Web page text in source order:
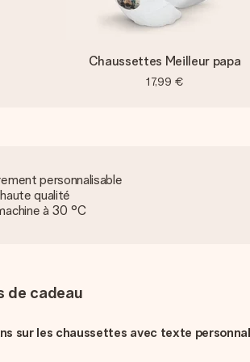
Chaussettes Meilleur papa
17,99 €
personnalisable
qualité
à 30 °C
de cadeau
sur les chaussettes avec texte